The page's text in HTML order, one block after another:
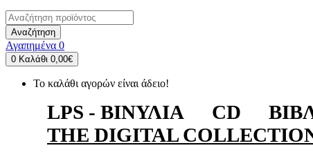
Αναζήτηση
Αγαπημένα 0
0 Καλάθι 0,00€
Το καλάθι αγορών είναι άδειο!
LPS - ΒΙΝΎΛΙΑ CD
THE DIGITAL